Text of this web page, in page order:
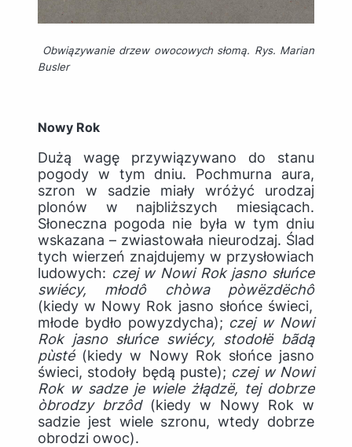
Obwiązywanie drzew owocowych słomą. Rys. Marian
Busler
Nowy Rok
Dużą wagę przywiązywano do stanu
pogody w tym dniu. Pochmurna aura,
szron w sadzie miały wróżyć urodzaj
plonów w najbliższych miesiącach.
Słoneczna pogoda nie była w tym dniu
wskazana – zwiastowała nieurodzaj. Ślad
tych wierzeń znajdujemy w przysłowiach
ludowych: czej w Nowi Rok jasno słuńce
swiécy, młodôchòwa pòwëzdëchô
(kiedy w Nowy Rok jasno słońce świeci,
młode bydło powyzdycha); czej w Nowi
Rok jasno słuńce swiécy, stodołëbãdą
pùsté(kiedy w Nowy Rok słońce jasno
świeci, stodoły będą puste); czej w Nowi
Rok w sadze je wiele żłądzë, tej dobrze
òbrodzy brzôd(kiedy w Nowy Rok w
sadzie jest wiele szronu, wtedy dobrze
obrodzi owoc).